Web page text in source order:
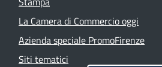
La Camera di Commercio oggi
Azienda speciale PromoFirenze
Siti tematici